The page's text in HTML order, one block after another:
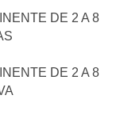
DE 2 A 8
DE 2 A 8